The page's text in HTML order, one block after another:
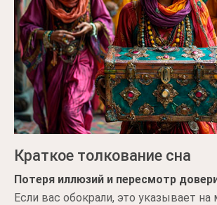
Краткое толкование сна
Потеря иллюзий и пересмотр
Если вас обокрали, это указывает